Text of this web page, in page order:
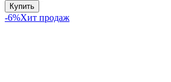
Купить
-6%Хит продаж